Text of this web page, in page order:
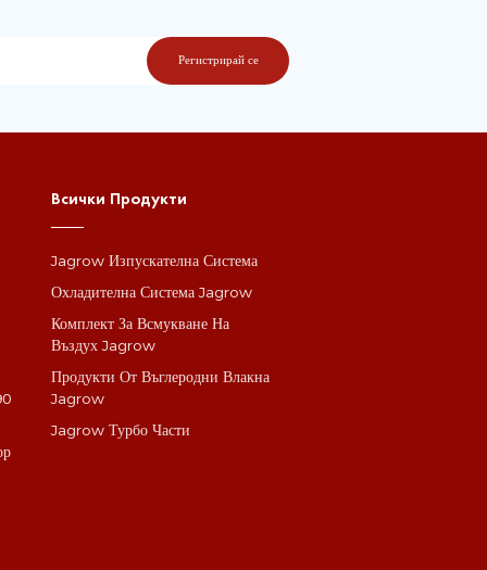
Всички Продукти
Jagrow Изпускателна Система
Охладителна Система Jagrow
Комплект За Всмукване На
Въздух Jagrow
Продукти От Въглеродни Влакна
Jagrow
Jagrow Турбо Части